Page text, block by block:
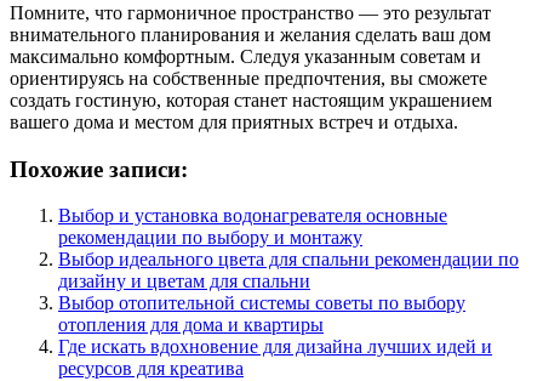
Помните, что гармоничное пространство — это результат
внимательного планирования и желания сделать ваш дом
максимально комфортным. Следуя указанным советам и
ориентируясь на собственные предпочтения, вы сможете
создать гостиную, которая станет настоящим украшением
вашего дома и местом для приятных встреч и отдыха.
Похожие записи:
Выбор и установка водонагревателя основные
рекомендации по выбору и монтажу
Выбор идеального цвета для спальни рекомендации по
дизайну и цветам для спальни
Выбор отопительной системы советы по выбору
отопления для дома и квартиры
Где искать вдохновение для дизайна лучших идей и
ресурсов для креатива